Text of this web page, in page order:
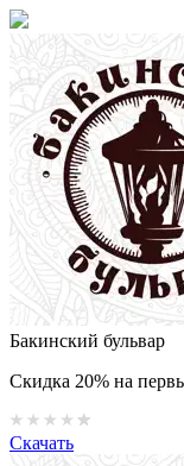
Бакинский бульвар
Скидка 20% на
Скачать